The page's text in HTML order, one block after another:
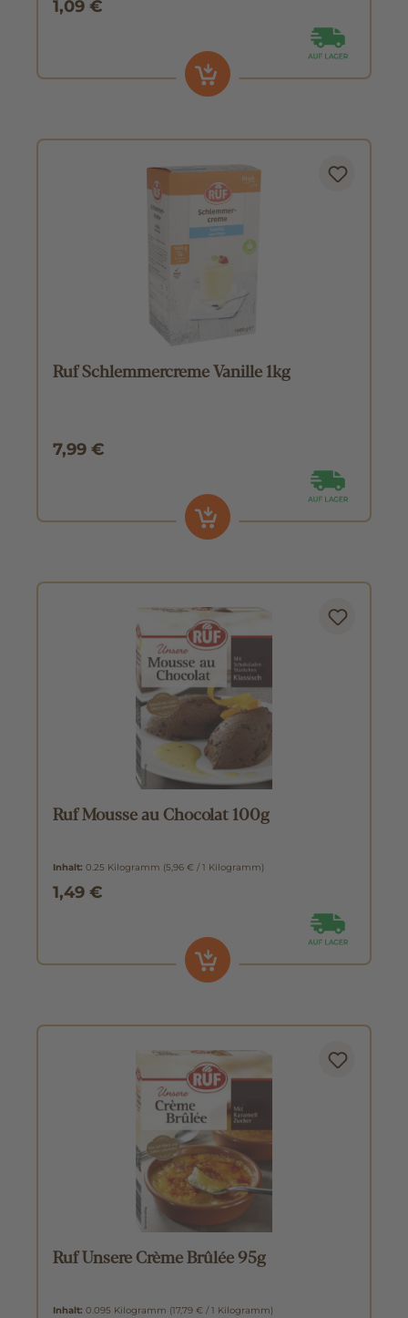
1,09 €
Ruf Schlemmercreme Vanille 1kg
7,99 €
Ruf Mousse au Chocolat 100g
Inhalt: 0.25 Kilogramm (5,96 € / 1 Kilogramm)
1,49 €
Ruf Unsere Crème Brûlée 95g
Inhalt: 0.095 Kilogramm (17,79 € / 1 Kilogramm)